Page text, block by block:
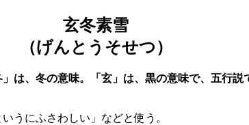
玄冬素雪
（げんとうそせつ）
は、冬の意味。「玄」は、黒の意味で、五行
いうにふさわしい」などと使う。